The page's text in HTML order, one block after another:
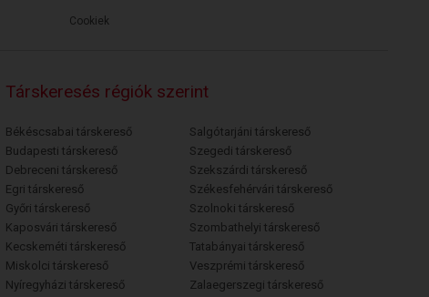
Cookiek
Társkeresés régiók szerint
Békéscsabai társkereső
Budapesti társkereső
Debreceni társkereső
Egri társkereső
Győri társkereső
Kaposvári társkereső
Kecskeméti társkereső
Miskolci társkereső
Nyíregyházi társkereső
Salgótarjáni társkereső
Szegedi társkereső
Szekszárdi társkereső
Székesfehérvári társkereső
Szolnoki társkereső
Szombathelyi társkereső
Tatabányai társkereső
Veszprémi társkereső
Zalaegerszegi társkereső